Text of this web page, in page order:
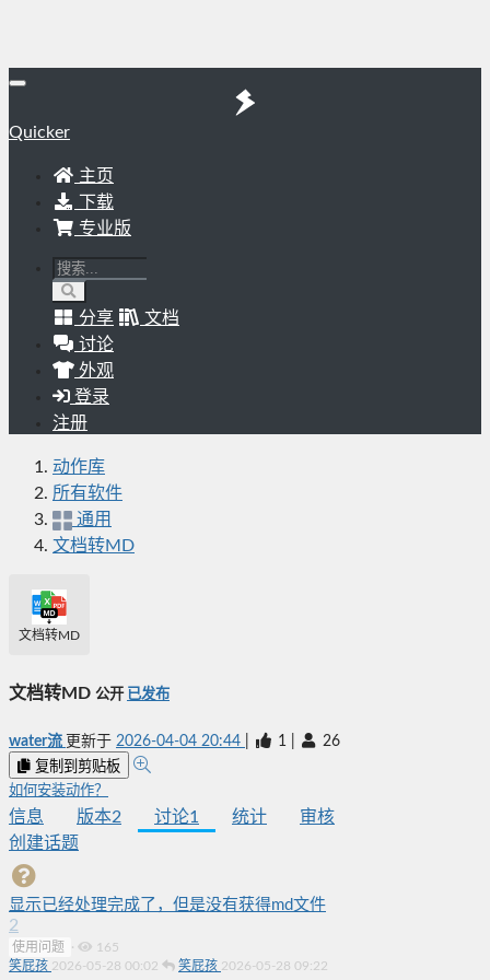
Quicker
主页
下载
专业版
分享
文档
讨论
外观
登录
注册
动作库
所有软件
通用
文档转MD
文档转MD
文档转MD 公开 已发布
water流 更新于 2026-04-04 20:44 1 26
复制到剪贴板
如何安装动作？
信息 版本2 讨论1 统计
审核
创建话题
显示已经处理完成了，但是没有获得md文件
2
使用问题 ·
165
笑屁孩 2026-05-28 00:02 笑屁孩 2026-05-28 09:22